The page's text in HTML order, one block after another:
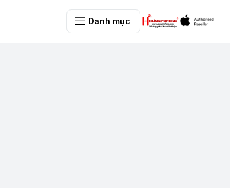
Danh mục